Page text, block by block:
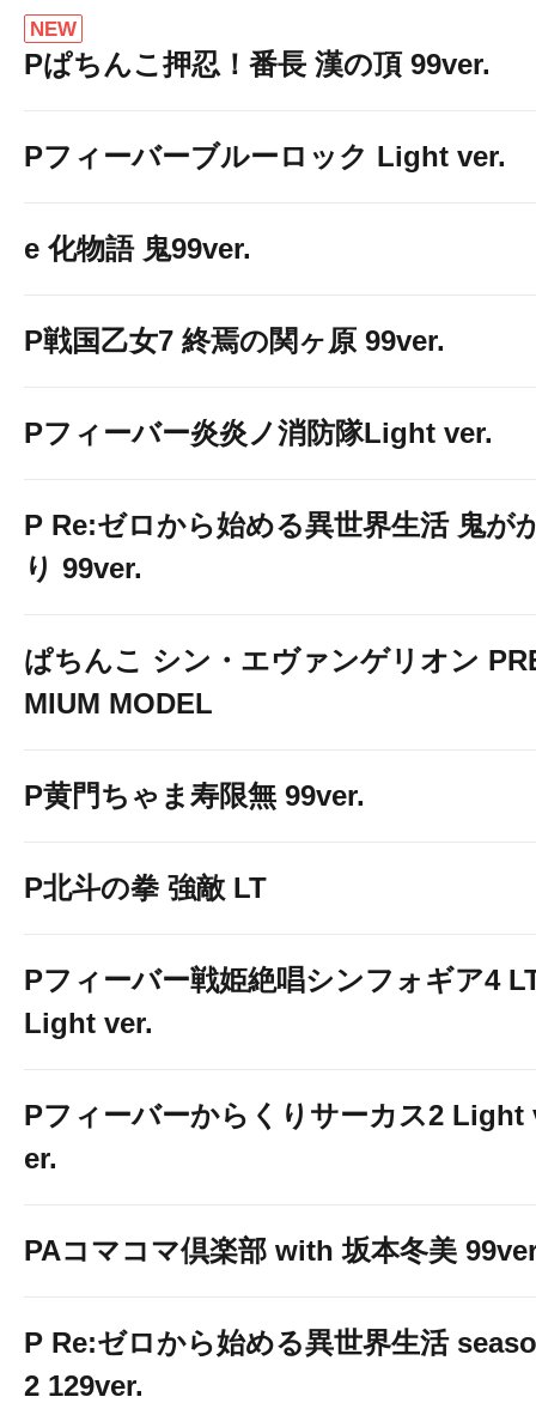
NEW
Pぱちんこ押忍！番長 漢の頂 99ver.
Pフィーバーブルーロック Light ver.
e 化物語 鬼99ver.
P戦国乙女7 終焉の関ヶ原 99ver.
Pフィーバー炎炎ノ消防隊Light ver.
P Re:ゼロから始める異世界生活 鬼が
り 99ver.
ぱちんこ シン・エヴァンゲリオン
MIUM MODEL
P黄門ちゃま寿限無 99ver.
P北斗の拳 強敵 LT
Pフィーバー戦姫絶唱シンフォギア4
Light ver.
Pフィーバーからくりサーカス2 Light
er.
PAコマコマ倶楽部 with 坂本冬美
P Re:ゼロから始める異世界生活
2 129ver.